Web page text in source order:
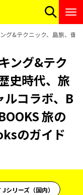
グ&テクニック、島旅、御
ング&テク
史時代、旅
ルコラボ、B
旅の
のガイド
シリーズ（国内）